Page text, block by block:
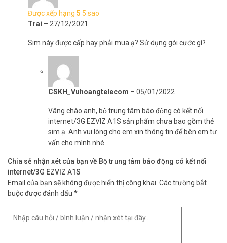
>>> Xem thêm:Thiết bị chống trộm
Tham khảo các kênh thông tin khác:
– Facebook:https://www.facebook.com/vuhoangtelecom/
Được xếp hạng 5 5 sao
Trai – 27/12/2021
Sim này được cấp hay phải mua ạ? Sử dụng gói cước gì?
CSKH_Vuhoangtelecom – 05/01/2022
Vâng chào anh, bộ trung tâm báo động có kết nối
internet/3G EZVIZ A1S sản phẩm chưa bao gồm thẻ
sim ạ. Anh vui lòng cho em xin thông tin để bên em tư
vấn cho mình nhé
Chia sẻ nhận xét của bạn về Bộ trung tâm báo động có kết nối
internet/3G EZVIZ A1S
Email của bạn sẽ không được hiển thị công khai. Các trường bắt
buộc được đánh dấu *